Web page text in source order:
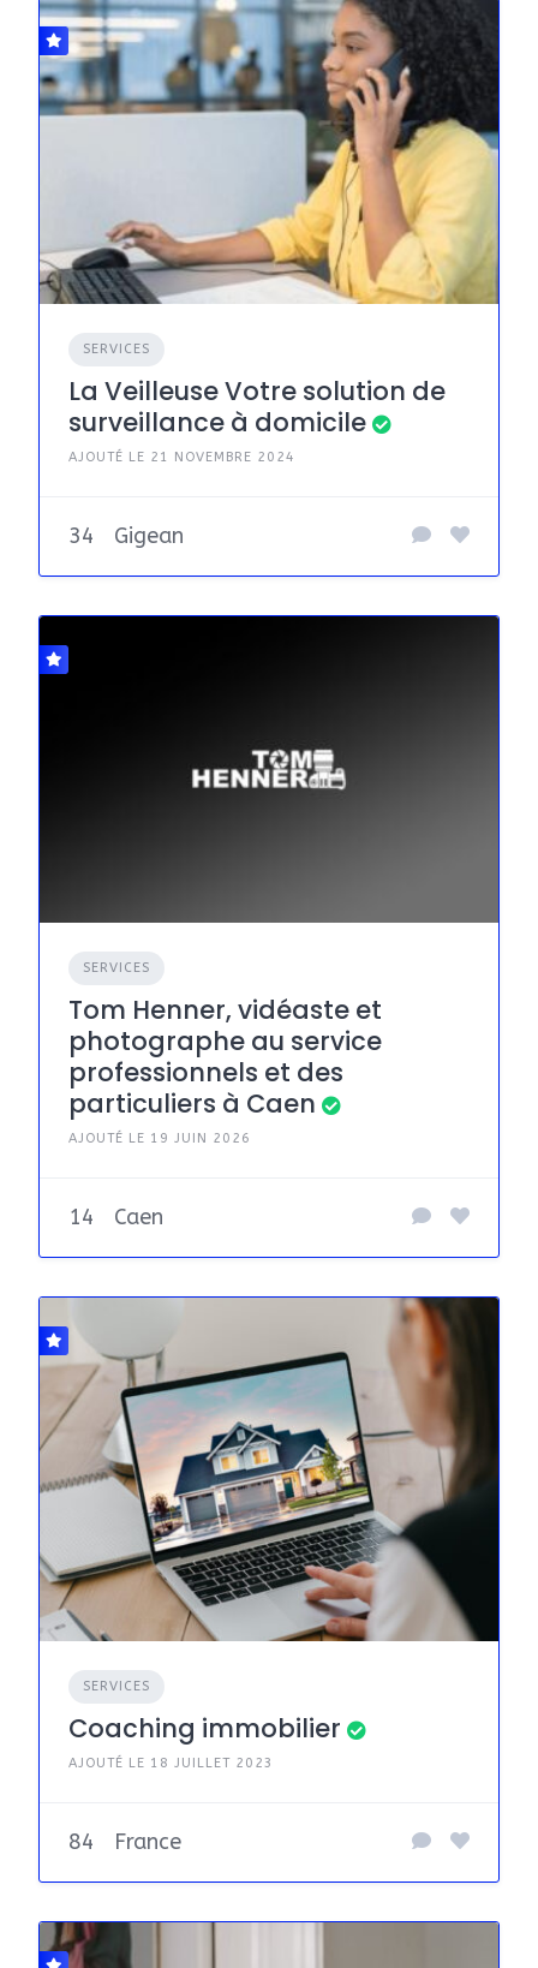
SERVICES
La Veilleuse Votre solution de
surveillance à domicile
AJOUTÉ LE 21 NOVEMBRE 2024
34 Gigean
SERVICES
Tom Henner, vidéaste et
photographe au service
professionnels et des
particuliers à Caen
AJOUTÉ LE 19 JUIN 2026
14 Caen
SERVICES
Coaching immobilier
AJOUTÉ LE 18 JUILLET 2023
84 France